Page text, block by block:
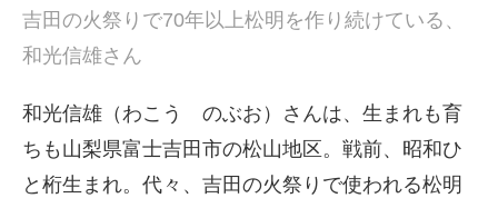
吉田の火祭りで70年以上松明を作り続けている、
和光信雄さん
和光信雄（わこう のぶお）さんは、生まれも育
ちも山梨県富士吉田市の松山地区。戦前、昭和ひ
と桁生まれ。代々、吉田の火祭りで使われる松明